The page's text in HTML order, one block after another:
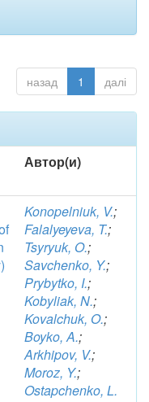
назад 1 далі
Автор(и)
Konopelniuk, V.;
Falalyeyeva, T.;
Tsyryuk, O.;
Savchenko, Y.;
Prybytko, I.;
Kobyliak, N.;
Kovalchuk, O.;
Boyko, A.;
Arkhipov, V.;
Moroz, Y.;
Ostapchenko, L.